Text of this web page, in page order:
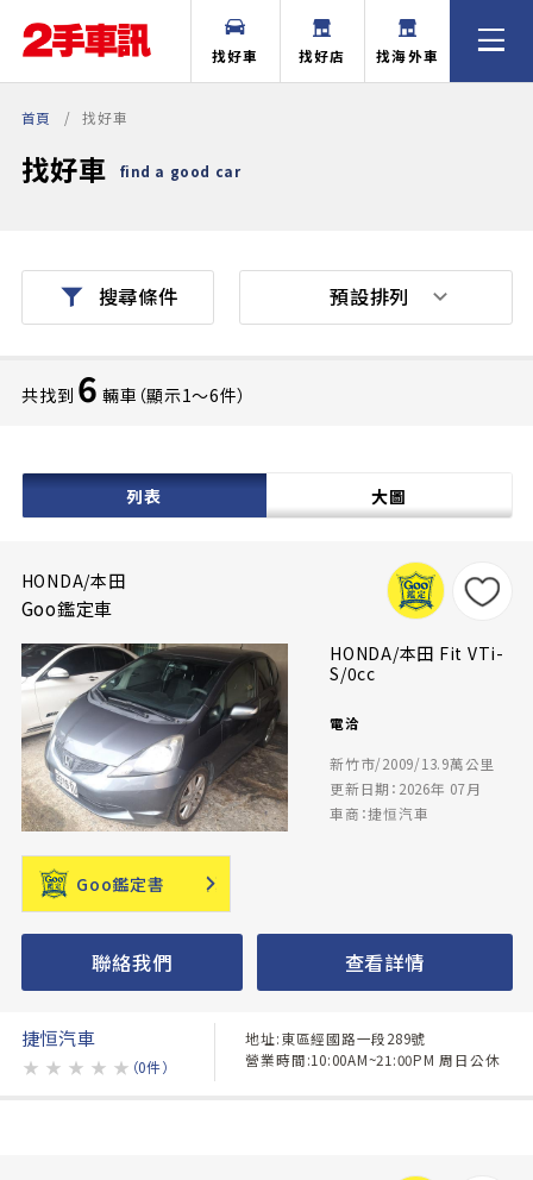
找好車 找好店 找海外車
首頁 找好車
找好車 find a good car
搜尋條件
共找到 6 輛車（顯示1〜6件）
列表 大圖
預設排列
HONDA/本田
Goo鑑定車
HONDA/本田 Fit VTi-
S/0cc
電洽
新竹市/2009/13.9萬公里
更新日期：2026年 07月
車商：捷恒汽車
Goo鑑定書
聯絡我們 查看詳情
捷恒汽車
★ ★ ★ ★ ★ （0件）
地址:東區經國路一段289號
營業時間:10:00AM~21:00PM 周日公休